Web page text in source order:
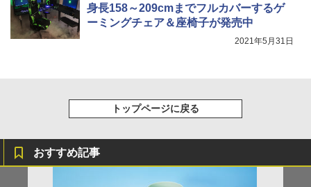
身長158～209cmまでフルカバーするゲ
ーミングチェア＆座椅子が発売中
2021年5月31日
トップページに戻る
おすすめ記事